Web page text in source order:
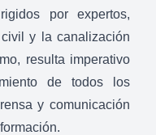
por expertos,
y la canalización
resulta imperativo
de todos los
y comunicación